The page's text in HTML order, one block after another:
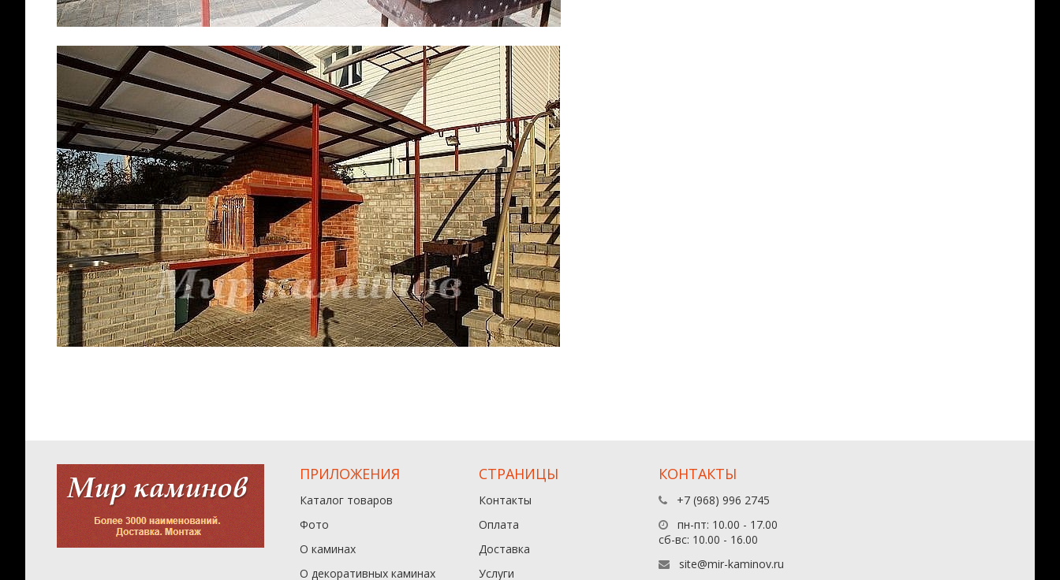
ПРИЛОЖЕНИЯ
Каталог товаров
Фото
О каминах
О декоративных каминах
СТРАНИЦЫ
Контакты
Оплата
Доставка
Услуги
КОНТАКТЫ
+7 (968) 996 2745
пн-пт: 10.00 - 17.00
сб-вс: 10.00 - 16.00
site@mir-kaminov.ru